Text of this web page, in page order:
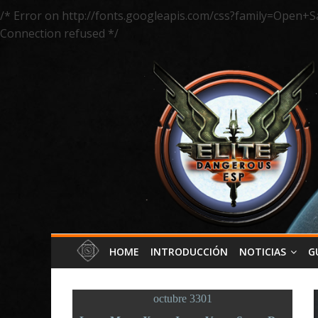
/* Error on http://fonts.googleapis.com/
Connection refused */
HOME INTRODUCCIÓN NOTICIAS
octubre 3301